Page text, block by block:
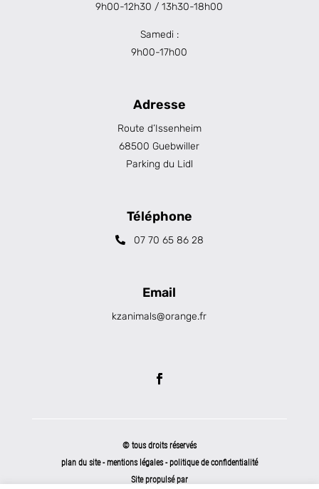
9h00-12h30 / 13h30-18h00
Samedi :
9h00-17h00
Adresse
Route d’Issenheim
68500 Guebwiller
Parking du Lidl
Téléphone
07 70 65 86 28
Email
kzanimals@orange.fr
© tous droits réservés
plan du site-mentions légales -politique de confidentialité
Site propulsé par